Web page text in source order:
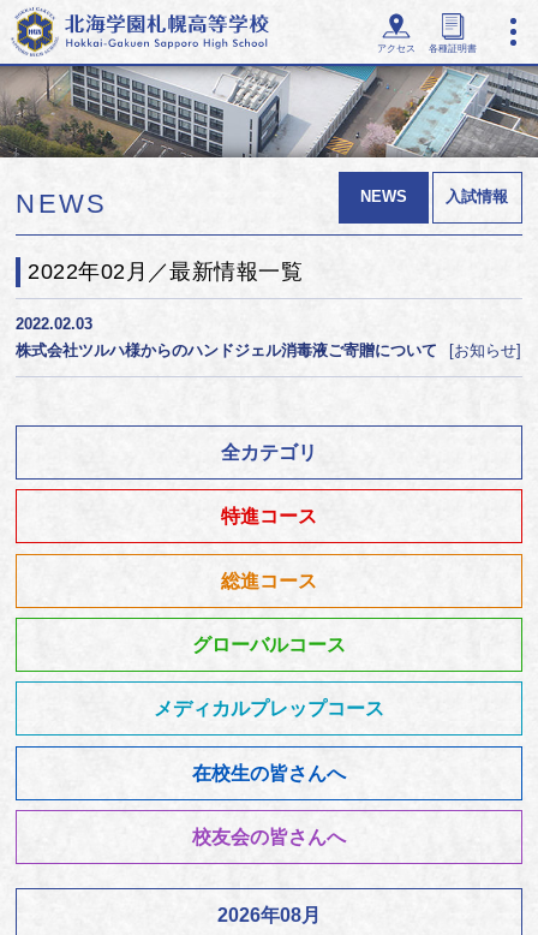
アクセス 各種証明書
NEWS NEWS 入試情報
2022年02月／最新情報一覧
2022.02.03
株式会社ツルハ様からのハンドジェル消毒液ご寄贈について
お知らせ
全カテゴリ
特進コース
総進コース
グローバルコース
メディカルプレップコース
在校生の皆さんへ
校友会の皆さんへ
2026年08月